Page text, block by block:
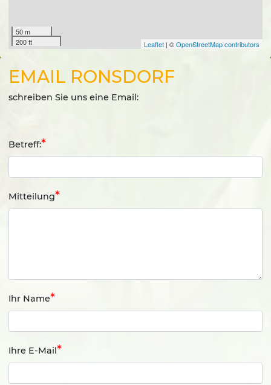
50 m
200 ft
Leaflet| ©OpenStreetMap contributors
EMAIL RONSDORF
schreiben Sie uns eine Email:
Betreff:
Mitteilung
Ihr Name
Ihre E-Mail